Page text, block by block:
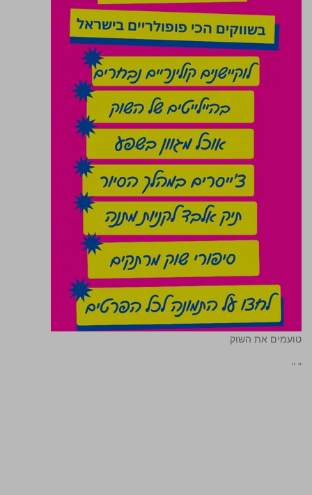
טועמים את השוק
"
"